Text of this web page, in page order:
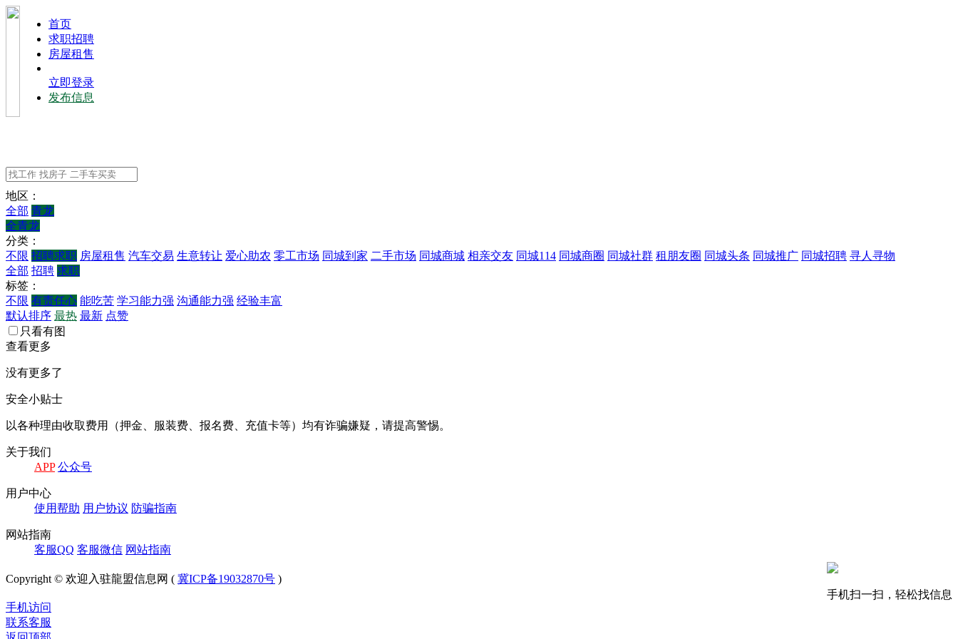
⾸⻚
求职招聘
房屋租售
立即登录
发布信息
地区：
全部 青龙
全青龙
分类：
不限 招聘求职 房屋租售 汽车交易 生意转让 爱心助农 零工市场 同城到家 二手市场 同城商城 相亲交友 同城114 同城商圈 同城社群 租朋友圈 同城头条 同城推广 同城招聘 寻人寻物
全部 招聘 求职
标签：
不限 有责任心 能吃苦 学习能力强 沟通能力强 经验丰富
默认排序 最热 最新 点赞
只看有图
查看更多
没有更多了
安全小贴士
以各种理由收取费⽤（押⾦、服装费、报名费、充值卡等）均有诈骗嫌疑，请提⾼警惕。
关于我们
APP 公众号
⽤户中⼼
使⽤帮助 ⽤户协议 防骗指南
⽹站指南
客服QQ 客服微信 ⽹站指南
手机扫一扫，轻松找信息
Copyright © 欢迎入驻龍盟信息网 ( 冀ICP备19032870号 )
手机访问
联系客服